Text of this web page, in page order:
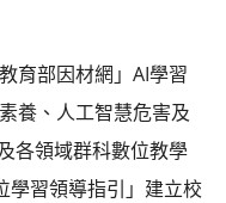
育部因材網」AI學習
養、人工智慧危害及
各領域群科數位教學
學習領導指引」建立校